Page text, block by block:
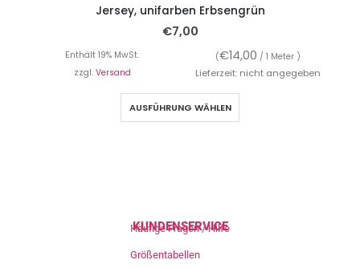
Jersey, unifarben Erbsengrün
€7,00
Enthält 19% MwSt. (€14,00 / 1 Meter )
zzgl. Versand Lieferzeit: nicht angegeben
AUSFÜHRUNG WÄHLEN
KUNDENSERVICE
Häufige Fragen / Hilfe
Größentabellen